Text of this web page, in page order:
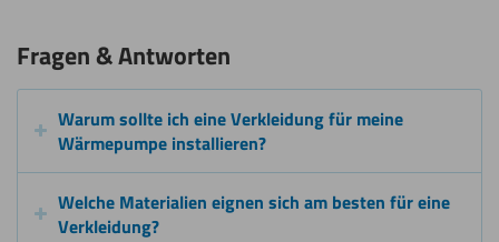
Fragen & Antworten
Warum sollte ich eine Verkleidung für meine
Wärmepumpe installieren?
Welche Materialien eignen sich am besten für eine
Verkleidung?